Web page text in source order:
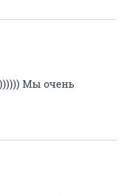
Мы очень